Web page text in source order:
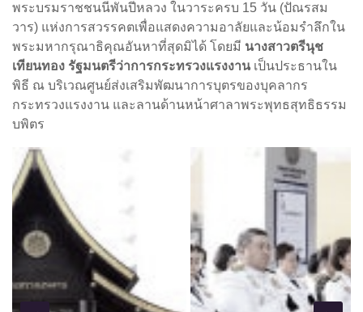
พระบรมราชชนนีพันปีหลวง ในวาระครบ 15 วัน (ปัณรสม
วาร) แห่งการสวรรคตเพื่อแสดงความอาลัยและน้อมรำลึกใน
พระมหากรุณาธิคุณอันหาที่สุดมิได้ โดยมี นางสาวตรีนุช
เทียนทอง รัฐมนตรีว่าการกระทรวงแรงงานเป็นประธานใน
พิธี ณ บริเวณศูนย์ส่งเสริมพัฒนาการบุตรของบุคลากร
กระทรวงแรงงาน และลานด้านหน้าศาลาพระพุทธสุทธิธรรม
บพิตร